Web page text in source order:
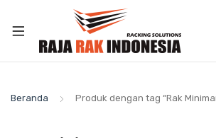
Beranda Produk dengan tag “Rak